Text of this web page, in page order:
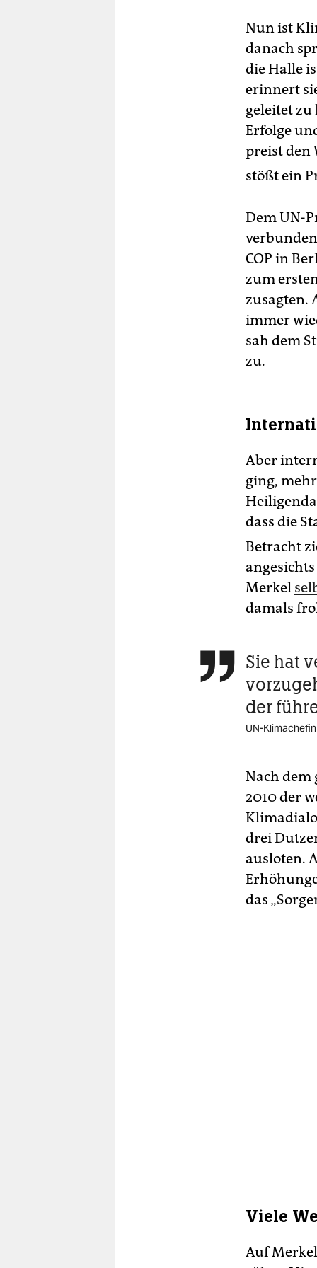
Nun ist
danach
die Halle
erinnert
geleitet
Erfolge
preist den
stößt ein
Dem UN-
COP in
zum
zusagten.
immer
sah dem
zu.
Aber
ging,
dass die
Betracht
Merkel
damals
 Sie hat
der
UN-
Nach dem
2010 der
drei
ausloten.
das
Viele
Auf